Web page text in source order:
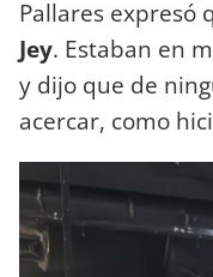
Pallares expresó
Jey. Estaban en
y dijo que de
acercar, como